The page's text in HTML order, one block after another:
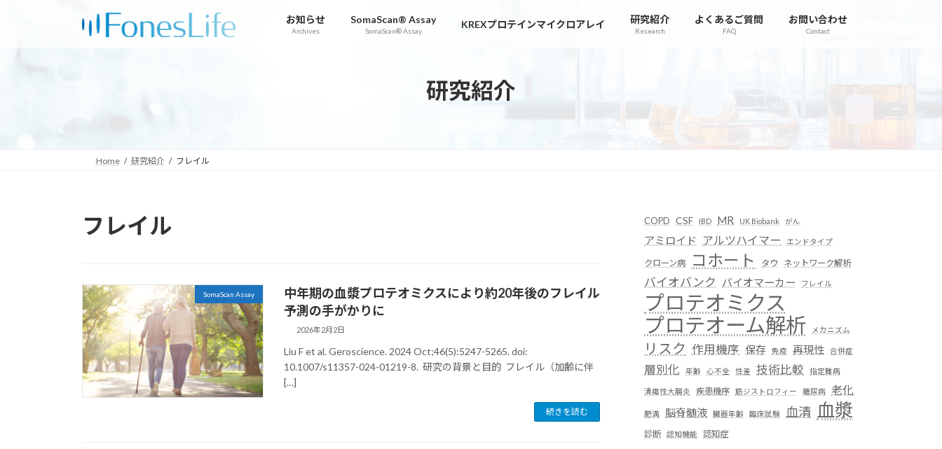
お知らせ
Archives
SomaScan® Assay
SomaScan® Assay
KREXプロテインマイクロアレイ 研究紹介
Research
よくあるご質問
FAQ
お問い合わせ
Contact
研究紹介
Home 研究紹介 フレイル
フレイル
SomaScan Assay
中年期の血漿プロテオミクスにより約20年後のフレイル
予測の手がかりに
2026年2月2日
Liu F et al. Geroscience. 2024 Oct;46(5):5247-5265. doi:
10.1007/s11357-024-01219-8. 研究の背景と目的 フレイル（加齢に伴
[…]
続きを読む
COPD CSF IBD MR UK Biobank がん
アミロイド アルツハイマー エンドタイプ
クローン病 コホート タウ ネットワーク解析
バイオバンク バイオマーカー フレイル
プロテオミクス
プロテオーム解析
メカニズム
リスク 作用機序 保存 免疫 再現性 合併症
層別化 年齢 心不全 性差 技術比較 指定難病
潰瘍性大腸炎 疾患機序 筋ジストロフィー 糖尿病 老化
肥満 脳脊髄液 臓器年齢 臨床試験 血清 血漿
診断 認知機能 認知症